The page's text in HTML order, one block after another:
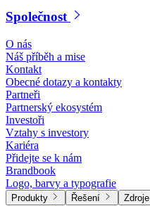
Společnost
O nás
Náš příběh a mise
Kontakt
Obecné dotazy a kontakty
Partneři
Partnerský ekosystém
Investoři
Vztahy s investory
Kariéra
Přidejte se k nám
Brandbook
Logo, barvy a typografie
Produkty Řešení Zdroje